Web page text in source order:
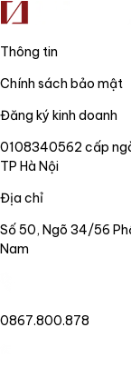
Thông tin
Chính sách bảo mật
Đăng ký kinh doanh
0108340562 cấp
TP Hà Nội
Địa chỉ
Số 50, Ngõ 34/56
Nam
0867.800.878